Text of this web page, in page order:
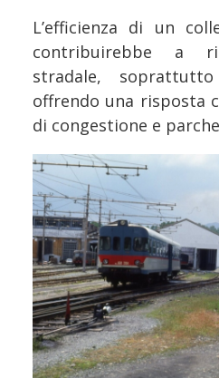
L’efficienza di un
contribuirebbe a
stradale,
offrendo una risposta
di congestione e